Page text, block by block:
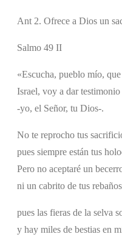
Ant 2. Ofrece a Dios un
Salmo 49 II
«Escucha, pueblo mío,
Israel, voy a dar
-yo, el Señor, tu Dios-.
No te reprocho tus
pues siempre están tus
Pero no aceptaré un
ni un cabrito de tus
pues las fieras de la selva
y hay miles de bestias en